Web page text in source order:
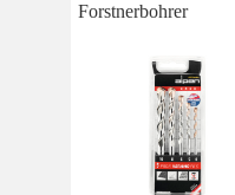
Forstnerbohrer